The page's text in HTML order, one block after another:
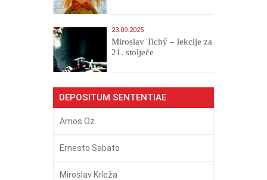
23.09.2025
Miroslav Tichý – lekcije za
21. stoljeće
DEPOSITUM SENTENTIAE
Amos Oz
Ernesto Sabato
Miroslav Krleža